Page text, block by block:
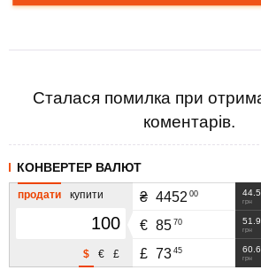
Сталася помилка при
коментарів.
КОНВЕРТЕР ВАЛЮТ
продати купити
£
€
$
грн
₴ 4452 00
грн
€ 85 70
грн
£ 73 45